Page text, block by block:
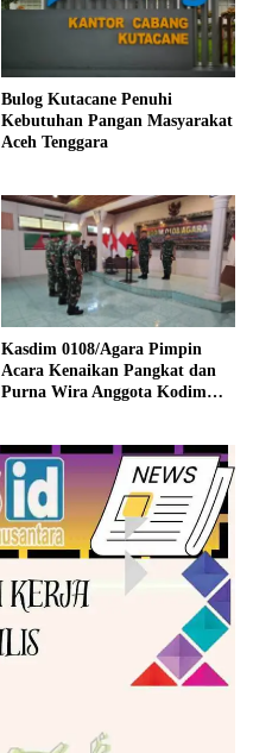
Bulog Kutacane Penuhi
Kebutuhan Pangan Masyarakat
Aceh Tenggara
Kasdim 0108/Agara Pimpin
Acara Kenaikan Pangkat dan
Purna Wira Anggota Kodim